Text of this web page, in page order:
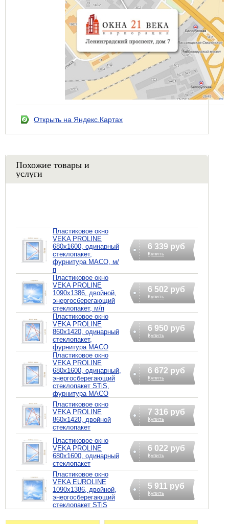
Открыть на Яндекс.Картах
Похожие товары и
услуги
Пластиковое окно
VEKA PROLINE
680х1600, одинарный
стеклопакет,
фурнитура MACO, м/
п
6 339 руб
Купить
Пластиковое окно
VEKA PROLINE
1090х1386, двойной,
энергосберегающий
стеклопакет, м/п
6 502 руб
Купить
Пластиковое окно
VEKA PROLINE
860х1420, одинарный
стеклопакет,
фурнитура MACO
6 950 руб
Купить
Пластиковое окно
VEKA PROLINE
680х1600, одинарный,
энергосберегающий
стеклопакет STiS,
фурнитура MACO
6 672 руб
Купить
Пластиковое окно
VEKA PROLINE
860х1420, двойной
стеклопакет
7 316 руб
Купить
Пластиковое окно
VEKA PROLINE
680х1600, одинарный
стеклопакет
6 022 руб
Купить
Пластиковое окно
VEKA EUROLINE
1090х1386, двойной,
энергосберегающий
стеклопакет STiS
5 911 руб
Купить